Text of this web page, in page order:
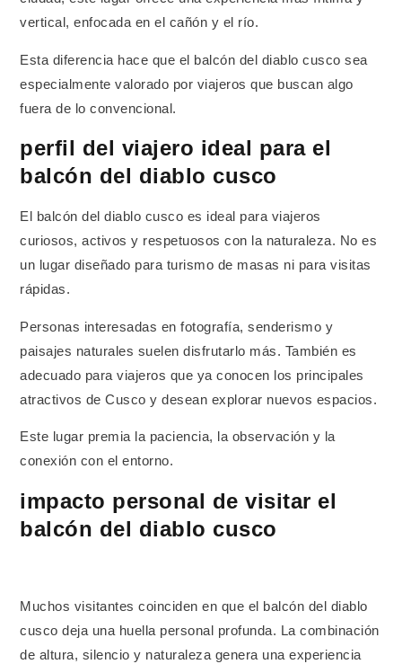
vertical, enfocada en el cañón y el río.
Esta diferencia hace que el balcón del diablo cusco sea
especialmente valorado por viajeros que buscan algo
fuera de lo convencional.
perfil del viajero ideal para el
balcón del diablo cusco
El balcón del diablo cusco es ideal para viajeros
curiosos, activos y respetuosos con la naturaleza. No es
un lugar diseñado para turismo de masas ni para visitas
rápidas.
Personas interesadas en fotografía, senderismo y
paisajes naturales suelen disfrutarlo más. También es
adecuado para viajeros que ya conocen los principales
atractivos de Cusco y desean explorar nuevos espacios.
Este lugar premia la paciencia, la observación y la
conexión con el entorno.
impacto personal de visitar el
balcón del diablo cusco
Muchos visitantes coinciden en que el balcón del diablo
cusco deja una huella personal profunda. La combinación
de altura, silencio y naturaleza genera una experiencia